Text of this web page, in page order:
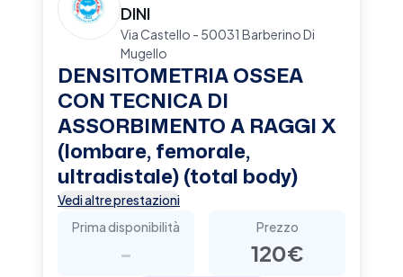
DINI
Via Castello - 50031 Barberino Di
Mugello
DENSITOMETRIA OSSEA
CON TECNICA DI
ASSORBIMENTO A RAGGI X
(lombare, femorale,
ultradistale) (total body)
Vedi altre prestazioni
Prima disponibilità
-
Prezzo
120€